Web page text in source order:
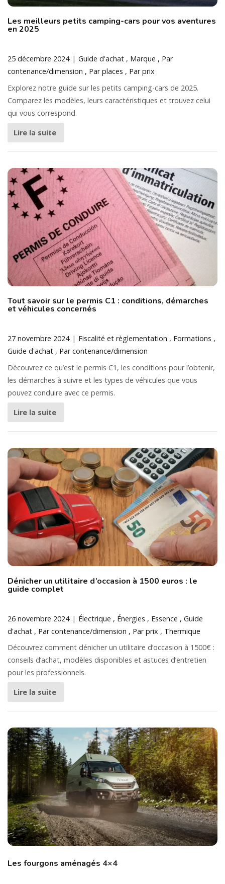
Les meilleurs petits camping-cars pour vos aventures
en 2025
25 décembre 2024 Guide d'achat Marque
Par
contenance/dimension
Par places
Par prix
Explorez notre guide sur les petits camping-cars de 2025.
Comparez les modèles, leurs caractéristiques et trouvez celui
qui vous correspond.
Lire la suite
Tout savoir sur le permis C1 : conditions, démarches
et véhicules concernés
27 novembre 2024 Fiscalité et règlementation
Formations
Guide d'achat
Par contenance/dimension
Découvrez ce qu’est le permis C1, les conditions pour l’obtenir,
les démarches à suivre et les types de véhicules que vous
pouvez conduire avec ce permis.
Lire la suite
Dénicher un utilitaire d’occasion à 1500 euros : le
guide complet
26 novembre 2024 Électrique Énergies Essence
Guide
d'achat
Par contenance/dimension Par prix
Thermique
Découvrez comment dénicher un utilitaire d’occasion à 1500€ :
conseils d’achat, modèles disponibles et astuces d’entretien
pour les professionnels.
Lire la suite
Les fourgons aménagés 4×4